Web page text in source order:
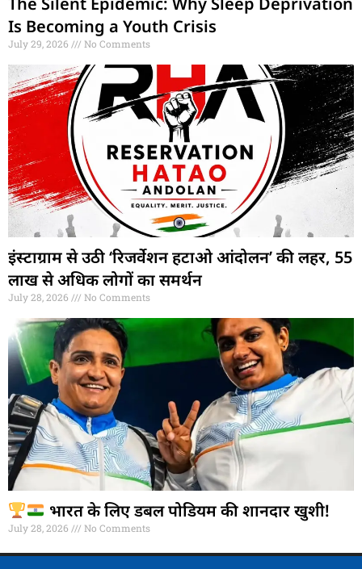
Is Becoming a Youth Crisis
July 29, 2026 No Comments
इंस्टाग्राम से उठी ‘रिजर्वेशन हटाओ आंदोलन’ की लहर, 55
लाख से अधिक लोगों का समर्थन
July 28, 2026 No Comments
भारत के लिए डबल पोडियम की शानदार खुशी!
July 28, 2026 No Comments